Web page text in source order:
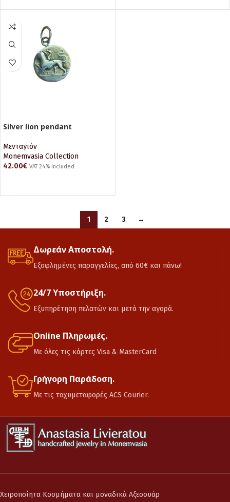
Silver lion pendant
Μενταγιόν
Monemvasia Collection
42.00€ VAT 24% Included
1 2 3 →
Δωρεάν Αποστολή.
Εξοφλημένες παραγγελίες, από 60€ και πάνω!
24/7 Υποστήριξη.
Εξυπηρέτηση πελατών και μετά την αγορά.
Online Πληρωμές.
Με όλες τις κάρτες Visa & MasterCard
Γρήγορη Παράδοση.
Με τις ταχυμεταφορές ACS Courier.
Χειροποίητα Κοσμήματα και μοναδικά Αξεσουάρ